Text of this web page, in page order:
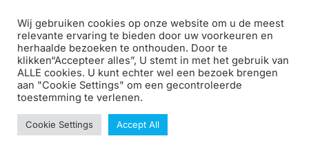
Wij gebruiken cookies op onze website om u de meest
relevante ervaring te bieden door uw voorkeuren en
herhaalde bezoeken te onthouden. Door te
klikken“Accepteer alles”, U stemt in met het gebruik van
ALLE cookies. U kunt echter wel een bezoek brengen
aan "Cookie Settings" om een ​​gecontroleerde
toestemming te verlenen.
Cookie Settings Accept All